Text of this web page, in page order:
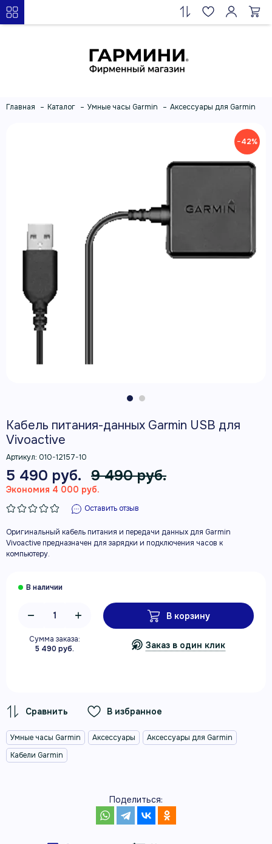
Главная Каталог Умные часы Garmin Аксессуары для Garmin
−42%
Кабель питания-данных Garmin USB для
Vivoactive
Артикул: 010-12157-10
5 490 руб. 9 490 руб.
Экономия 4 000 руб.
Оставить отзыв
Оригинальный кабель питания и передачи данных для Garmin
Vivoactive предназначен для зарядки и подключения часов к
компьютеру.
Сумма заказа:
5 490 руб.
В корзину
Заказ в один клик
В избранное
Умные часы Garmin Аксессуары
Аксессуары для Garmin
Кабели Garmin
Поделиться: